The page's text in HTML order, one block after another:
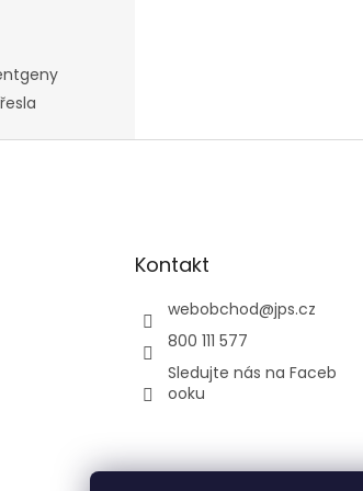
Kontakt
webobchod@jps.cz
800 111 577
Sledujte nás na Faceb
ooku